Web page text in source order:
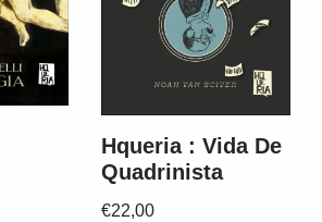
Hqueria : Vida De
Quadrinista
€22,00